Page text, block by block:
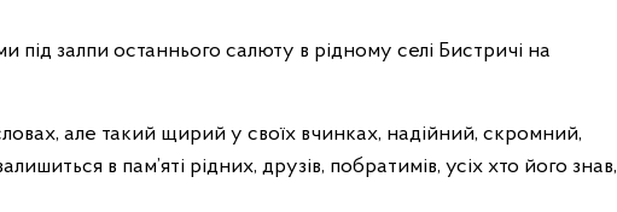
під залпи останнього салюту в рідному селі Бистричі на
але такий щирий у своїх вчинках, надійний, скромний,
в пам’яті рідних, друзів, побратимів, усіх хто його знав,